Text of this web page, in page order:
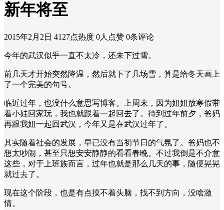
新年将至
2015年2月2日 4127点热度 0人点赞 0条评论
今年的武汉似乎一直不太冷，还未下过雪。
前几天才开始突然降温，然后就下了几场雪，算是给冬天画上
了一个完美的句号。
临近过年，也没什么意思写博客。上周末，因为姐姐放寒假带
着小娃回家玩，我也就跟着一起回去了。待到过年前夕，爸妈
再跟我姐一起回武汉，今年又是在武汉过年了。
其实随着社会的发展，早已没有当初节日的气氛了。爸妈也不
想太吵闹，甚至只想安安静静的看看春晚。不过我倒是不介意
这些，对于上班族而言，过年也就是那么几天的事，随便晃晃
就过去了。
现在这个阶段，也是有点摸不着头脑，找不到方向，没啥激
情。